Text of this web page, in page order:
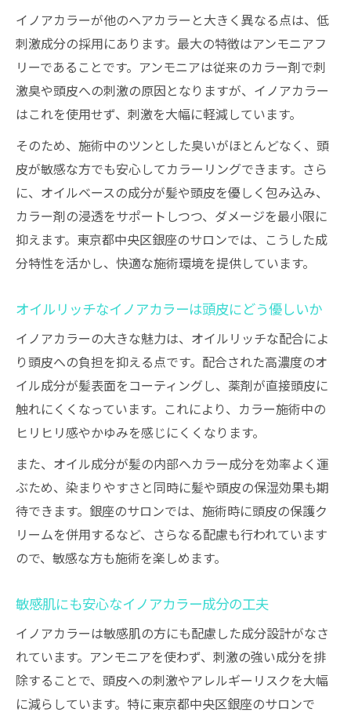
イノアカラーが他のヘアカラーと大きく異なる点は、低
刺激成分の採用にあります。最大の特徴はアンモニアフ
リーであることです。アンモニアは従来のカラー剤で刺
激臭や頭皮への刺激の原因となりますが、イノアカラー
はこれを使用せず、刺激を大幅に軽減しています。
そのため、施術中のツンとした臭いがほとんどなく、頭
皮が敏感な方でも安心してカラーリングできます。さら
に、オイルベースの成分が髪や頭皮を優しく包み込み、
カラー剤の浸透をサポートしつつ、ダメージを最小限に
抑えます。東京都中央区銀座のサロンでは、こうした成
分特性を活かし、快適な施術環境を提供しています。
オイルリッチなイノアカラーは頭皮にどう優しいか
イノアカラーの大きな魅力は、オイルリッチな配合によ
り頭皮への負担を抑える点です。配合された高濃度のオ
イル成分が髪表面をコーティングし、薬剤が直接頭皮に
触れにくくなっています。これにより、カラー施術中の
ヒリヒリ感やかゆみを感じにくくなります。
また、オイル成分が髪の内部へカラー成分を効率よく運
ぶため、染まりやすさと同時に髪や頭皮の保湿効果も期
待できます。銀座のサロンでは、施術時に頭皮の保護ク
リームを併用するなど、さらなる配慮も行われています
ので、敏感な方も施術を楽しめます。
敏感肌にも安心なイノアカラー成分の工夫
イノアカラーは敏感肌の方にも配慮した成分設計がなさ
れています。アンモニアを使わず、刺激の強い成分を排
除することで、頭皮への刺激やアレルギーリスクを大幅
に減らしています。特に東京都中央区銀座のサロンで